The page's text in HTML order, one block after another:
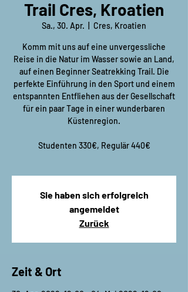
Trail Cres, Kroatien
Sa., 30. Apr. Cres, Kroatien
Komm mit uns auf eine unvergessliche
Reise in die Natur im Wasser sowie an Land,
auf einen Beginner Seatrekking Trail. Die
perfekte Einführung in den Sport und einem
entspannten Entfliehen aus der Gesellschaft
für ein paar Tage in einer wunderbaren
Küstenregion.
Studenten 330€, Regulär 440€
Sie haben sich erfolgreich
angemeldet
Zurück
Zeit & Ort